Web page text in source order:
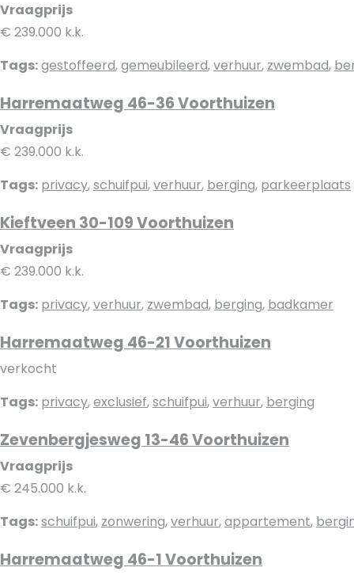
Vraagprijs
€ 239.000 k.k.
Tags:gestoffeerd,gemeubileerd,verhuur, zwembad,
Harremaatweg 46-36 Voorthuizen
Vraagprijs
€ 239.000 k.k.
Tags: privacy,schuifpui,verhuur, berging, parkeerplaats
Kieftveen 30-109 Voorthuizen
Vraagprijs
€ 239.000 k.k.
Tags: privacy,verhuur, zwembad, berging, badkamer
Harremaatweg 46-21 Voorthuizen
verkocht
Tags: privacy,exclusief,schuifpui,verhuur, berging
Zevenbergjesweg 13-46 Voorthuizen
Vraagprijs
€ 245.000 k.k.
Tags:schuifpui, zonwering,verhuur,appartement,
Harremaatweg 46-1 Voorthuizen